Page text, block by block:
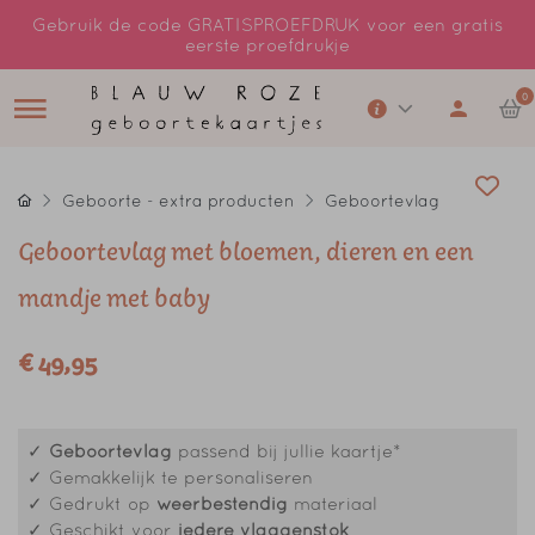
Gebruik de code GRATISPROEFDRUK voor een gratis
eerste proefdrukje
0
Geboorte - extra producten Geboortevlag
Geboortevlag met bloemen, dieren en een
mandje met baby
€ 49,95
✓ Geboortevlag passend bij jullie kaartje*
✓ Gemakkelijk te personaliseren
✓ Gedrukt op weerbestendig materiaal
✓ Geschikt voor iedere vlaggenstok